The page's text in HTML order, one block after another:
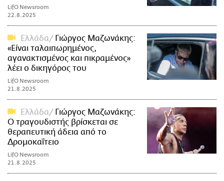
LifO Newsroom
22.8.2025
Ελλάδα
Γιώργος Μαζωνάκης:
«Είναι ταλαιπωρημένος,
αγανακτισμένος και πικραμένος»
λέει ο δικηγόρος του
LifO Newsroom
21.8.2025
Ελλάδα
Γιώργος Μαζωνάκης:
Ο τραγουδιστής βρίσκεται σε
θεραπευτική άδεια από το
Δρομοκαΐτειο
LifO Newsroom
21.8.2025